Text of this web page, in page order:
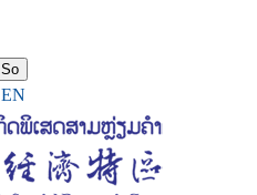
So
EN